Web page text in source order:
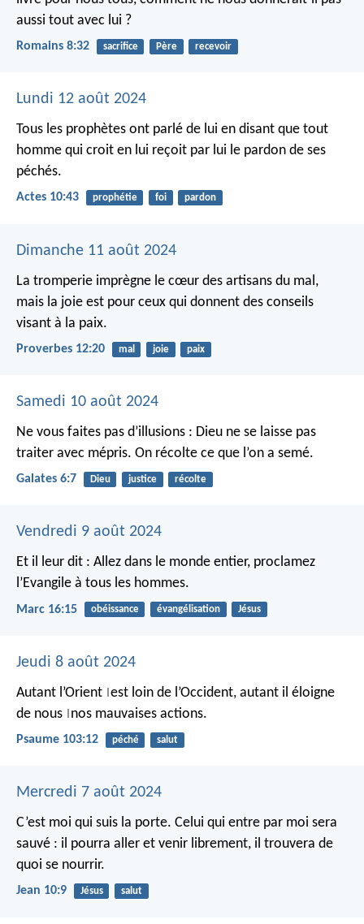
aussi tout avec lui ?
Romains 8:32 sacrifice Père recevoir
Lundi 12 août 2024
Tous les prophètes ont parlé de lui en disant que tout
homme qui croit en lui reçoit par lui le pardon de ses
péchés.
Actes 10:43 prophétie foi pardon
Dimanche 11 août 2024
La tromperie imprègne le cœur des artisans du mal,
mais la joie est pour ceux qui donnent des conseils
visant à la paix.
Proverbes 12:20 mal joie paix
Samedi 10 août 2024
Ne vous faites pas d’illusions : Dieu ne se laisse pas
traiter avec mépris. On récolte ce que l’on a semé.
Galates 6:7 Dieu justice récolte
Vendredi 9 août 2024
Et il leur dit : Allez dans le monde entier, proclamez
l’Evangile à tous les hommes.
Marc 16:15 obéissance évangélisation Jésus
Jeudi 8 août 2024
Autant l’Orient est loin de l’Occident, autant il éloigne
de nous nos mauvaises actions.
Psaume 103:12 péché salut
Mercredi 7 août 2024
C’est moi qui suis la porte. Celui qui entre par moi sera
sauvé : il pourra aller et venir librement, il trouvera de
quoi se nourrir.
Jean 10:9 Jésus salut